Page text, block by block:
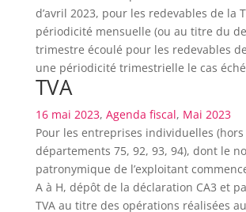
d’avril 2023, pour les redevables de la
périodicité mensuelle (ou au titre du
trimestre écoulé pour les redevables
une périodicité trimestrielle le cas
TVA
16 mai 2023, Agenda fiscal, Mai 2023
Pour les entreprises individuelles (hors
départements 75, 92, 93, 94), dont le
patronymique de l’exploitant
A à H, dépôt de la déclaration CA3 et
TVA au titre des opérations réalisées